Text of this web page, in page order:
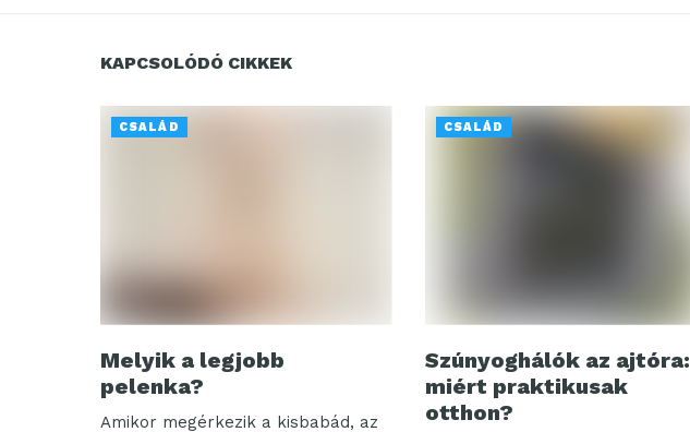
KAPCSOLÓDÓ CIKKEK
CSALÁD
Melyik a legjobb
pelenka?
Amikor megérkezik a kisbabád, az
CSALÁD
Szúnyoghálók az ajtóra:
miért praktikusak
otthon?